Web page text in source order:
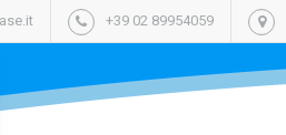
+39 02 89954059